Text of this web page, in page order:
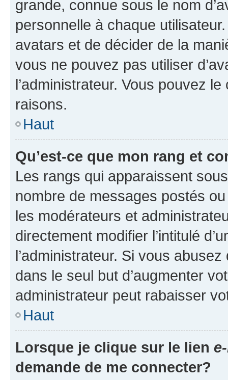
grande, connue sous le nom
personnelle à chaque utilisateur.
avatars et de décider de la
vous ne pouvez pas utiliser
l’administrateur. Vous pouvez
raisons.
Haut
Qu’est-ce que mon rang et
Les rangs qui apparaissent
nombre de messages postés
les modérateurs et
directement modifier l’intitulé
l’administrateur. Si vous
dans le seul but d’augmenter
administrateur peut rabaisser
Haut
Lorsque je clique sur le lien
demande de me connecter?